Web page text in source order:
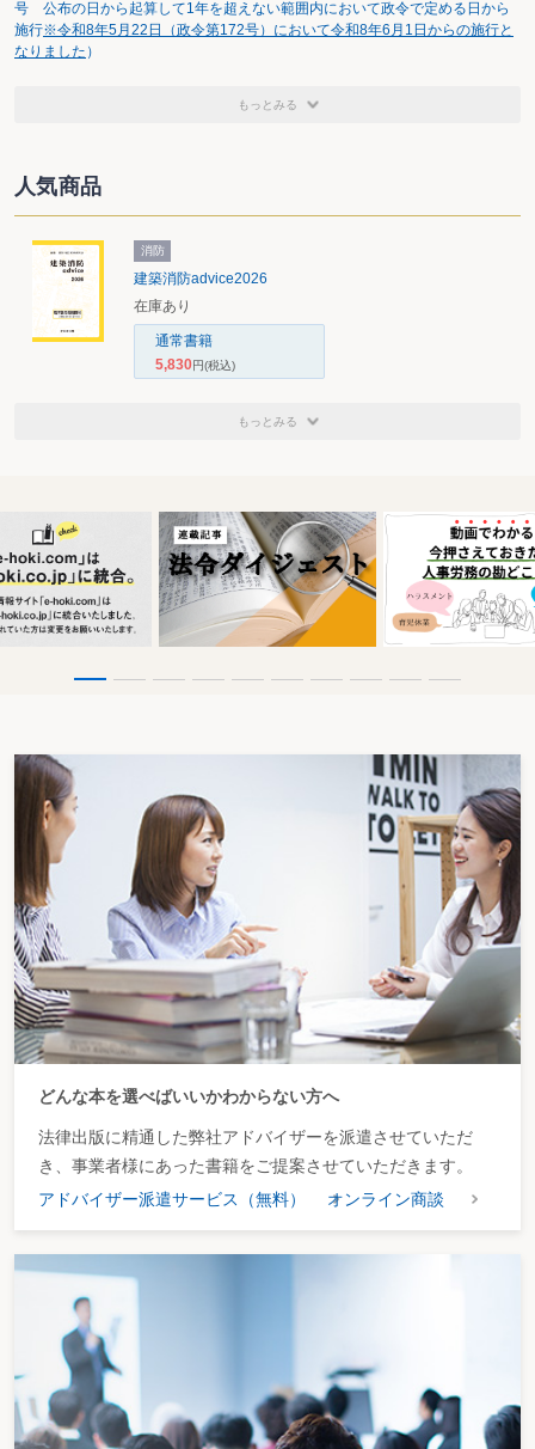
号 公布の日から起算して1年を超えない範囲内において政令で定める日から
施行※令和8年5月22日（政令第172号）において令和8年6月1日からの施行と
なりました ）
もっとみる
人気商品
消防
建築消防advice2026
在庫あり
通常書籍
5,830円(税込)
もっとみる
どんな本を選べばいいかわからない方へ
法律出版に精通した弊社アドバイザーを派遣させていただ
き、事業者様にあった書籍をご提案させていただきます。
アドバイザー派遣サービス（無料）
オンライン商談